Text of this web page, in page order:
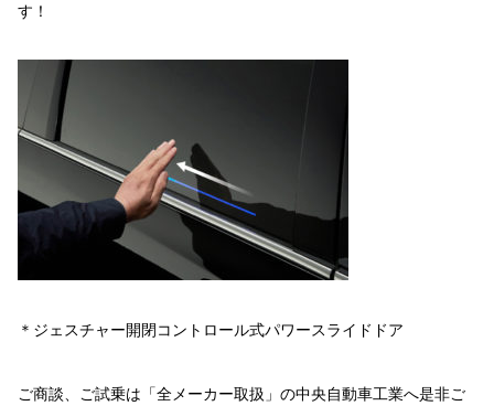
す！
＊ジェスチャー開閉コントロール式パワースライドドア
ご商談、ご試乗は「全メーカー取扱」の中央自動車工業へ是非ご